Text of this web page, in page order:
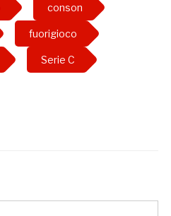
conson
fuorigioco
Serie C